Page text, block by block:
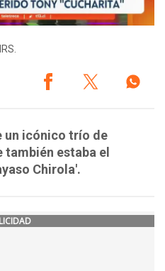
un icónico trío de
estaba el
Chirola'.